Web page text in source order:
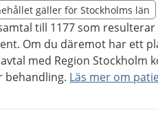
innehåll gäller region
gäller för Stockholms län
till 1177 som
Om du däremot har ett
med Region Stockholm
behandling. Läs mer om
på det regionala tillägget